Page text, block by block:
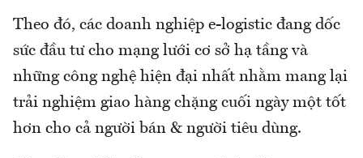
Theo đó, các doanh nghiệp e-logistic đang dốc
sức đầu tư cho mạng lưới cơ sở hạ tầng và
những công nghệ hiện đại nhất nhằm mang lại
trải nghiệm giao hàng chặng cuối ngày một tốt
hơn cho cả người bán & người tiêu dùng.